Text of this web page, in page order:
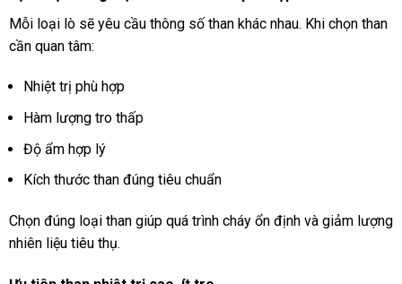
Mỗi loại lò sẽ yêu cầu thông số than khác nhau. Khi chọn than
cần quan tâm:
Nhiệt trị phù hợp
Hàm lượng tro thấp
Độ ẩm hợp lý
Kích thước than đúng tiêu chuẩn
Chọn đúng loại than giúp quá trình cháy ổn định và giảm lượng
nhiên liệu tiêu thụ.